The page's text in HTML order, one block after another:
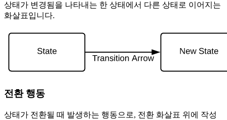
상태가 변경됨을 나타내는 한 상태에서 다른 상태로 이어지는
화살표입니다.
전환 행동
상태가 전환될 때 발생하는 행동으로, 전환 화살표 위에 작성